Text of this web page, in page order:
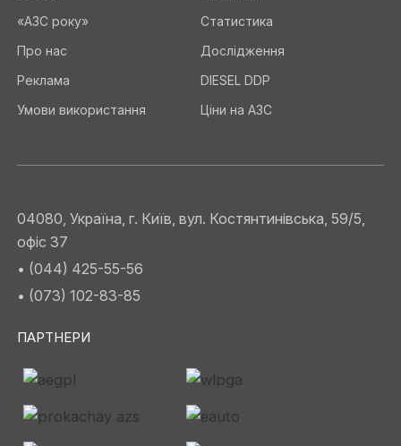
«АЗС року»
Про нас
Реклама
Умови використання
Статистика
Дослідження
DIESEL DDP
Ціни на АЗС
04080, Україна, г. Київ, вул. Костянтинівська, 59/5,
офіс 37
• (044) 425-55-56
• (073) 102-83-85
ПАРТНЕРИ